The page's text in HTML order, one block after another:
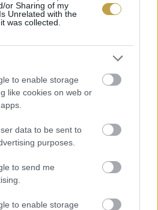
or Sharing of my
Unrelated with the
was collected.
to enable storage
like cookies on web or
data to be sent to
purposes.
to send me
to enable storage
a levele a csodaszer – minden
ez a fa
García / Unsplash